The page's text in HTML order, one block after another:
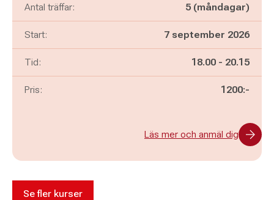
Antal träffar: 5 (måndagar)
Start: 7 september 2026
Tid: Pågår mellan
18.00 - och
20.15
Pris: 1200:-
Läs mer och anmäl dig
Se fler kurser